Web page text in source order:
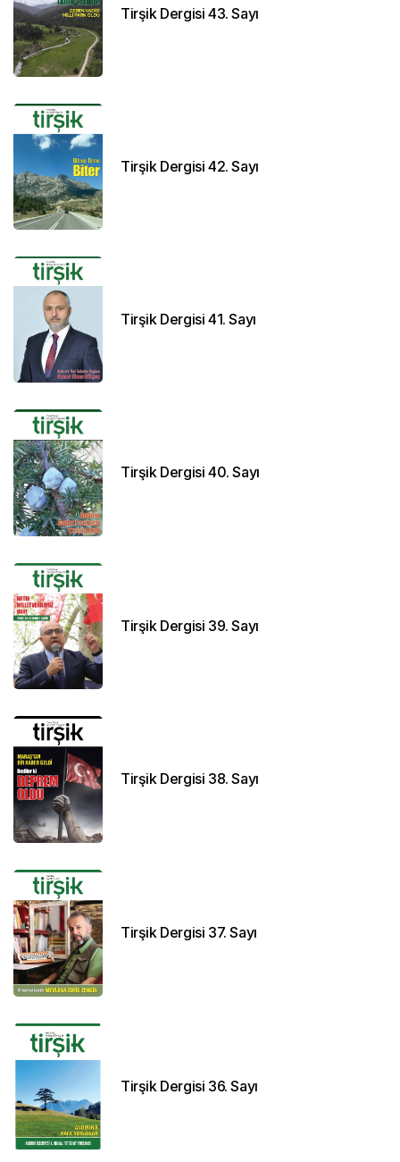
Tirşik Dergisi 43. Sayı
Tirşik Dergisi 42. Sayı
Tirşik Dergisi 41. Sayı
Tirşik Dergisi 40. Sayı
Tirşik Dergisi 39. Sayı
Tirşik Dergisi 38. Sayı
Tirşik Dergisi 37. Sayı
Tirşik Dergisi 36. Sayı